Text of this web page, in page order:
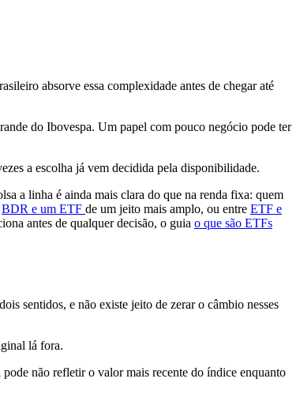
absorve essa complexidade antes de chegar até
do Ibovespa. Um papel com pouco negócio pode ter
a escolha já vem decidida pela disponibilidade.
a linha é ainda mais clara do que na renda fixa: quem
BDR e um ETF de um jeito mais amplo, ou entre ETF e
antes de qualquer decisão, o guia o que são ETFs
sentidos, e não existe jeito de zerar o câmbio nesses
lá fora.
não refletir o valor mais recente do índice enquanto